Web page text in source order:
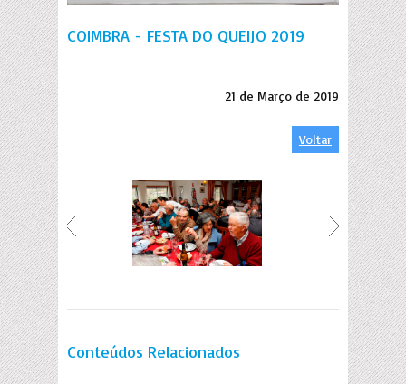
COIMBRA - FESTA DO QUEIJO 2019
21 de Março de 2019
Voltar
Conteúdos Relacionados